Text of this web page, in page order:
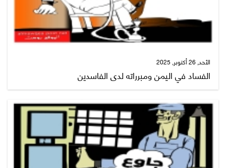
الأحد, 26 أكتوبر, 2025
الفساد في اليمن ومبرراته لدى الفاسدين